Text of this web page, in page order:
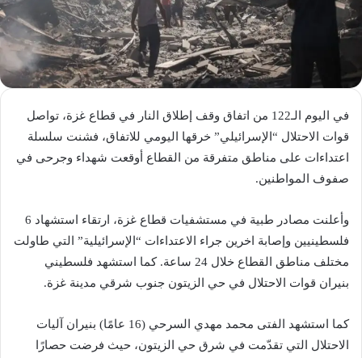
في اليوم الـ122 من اتفاق وقف إطلاق النار في قطاع غزة، تواصل
قوات الاحتلال “الإسرائيلي” خرقها اليومي للاتفاق، فشنت سلسلة
اعتداءات على مناطق متفرقة من القطاع أوقعت شهداء وجرحى في
صفوف المواطنين.
وأعلنت مصادر طبية في مستشفيات قطاع غزة، ارتقاء استشهاد 6
فلسطينيين وإصابة اخرين جراء الاعتداءات “الإسرائيلية” التي طاولت
مختلف مناطق القطاع خلال 24 ساعة. كما استشهد فلسطيني
بنيران قوات الاحتلال في حي الزيتون جنوب شرقي مدينة غزة.
كما استشهد الفتى محمد مهدي السرحي (16 عامًا) بنيران آليات
الاحتلال التي تقدّمت في شرق حي الزيتون، حيث فرضت حصارًا